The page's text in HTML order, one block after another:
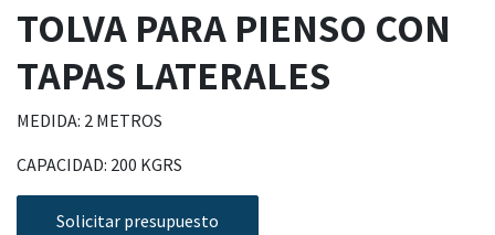
TOLVA PARA PIENSO CON
TAPAS LATERALES
MEDIDA: 2 METROS
CAPACIDAD: 200 KGRS
Solicitar presupuesto